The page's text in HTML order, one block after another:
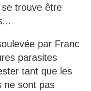
trouve être
par Franc
parasites
tant que les
ne sont pas